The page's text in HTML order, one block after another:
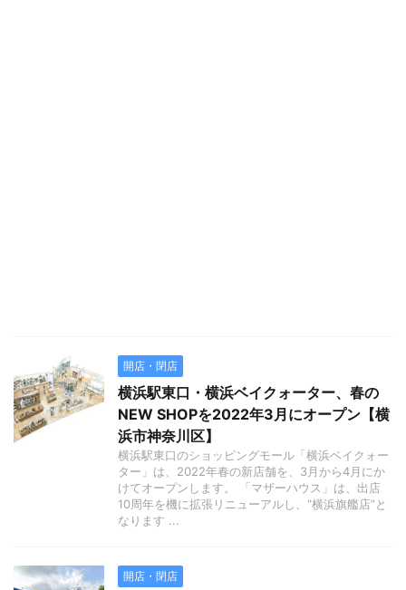
開店・閉店
横浜駅東口・横浜ベイクォーター、春の
NEW SHOPを2022年3月にオープン【横
浜市神奈川区】
横浜駅東口のショッピングモール「横浜ベイクォー
ター」は、2022年春の新店舗を、3月から4月にか
けてオープンします。 「マザーハウス」は、出店
10周年を機に拡張リニューアルし、“横浜旗艦店”と
なります ...
開店・閉店